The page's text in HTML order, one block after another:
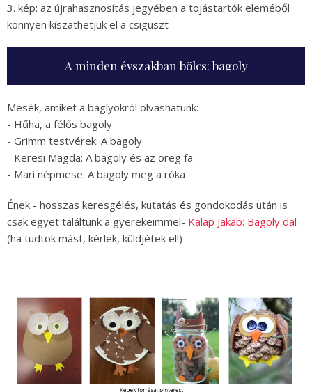
3. kép: az újrahasznosítás jegyében a tojástartók eleméből
könnyen kíszathetjük el a csiguszt
A minden évszakban bölcs: bagoly
Mesék, amiket a baglyokról olvashatunk:
- Hűha, a félős bagoly
- Grimm testvérek: A bagoly
- Keresi Magda: A bagoly és az öreg fa
- Mari népmese: A bagoly meg a róka
Ének - hosszas keresgélés, kutatás és gondokodás után is
csak egyet találtunk a gyerekeimmel- Kalap Jakab: Bagoly dal
(ha tudtok mást, kérlek, küldjétek el!)